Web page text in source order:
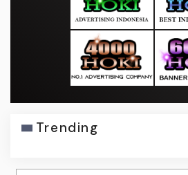
Trending